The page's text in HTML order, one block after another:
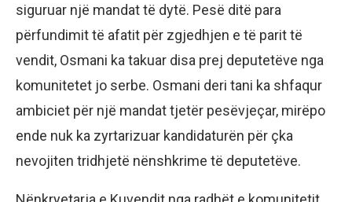
siguruar një mandat të dytë. Pesë ditë para
përfundimit të afatit për zgjedhjen e të parit të
vendit, Osmani ka takuar disa prej deputetëve nga
komunitetet jo serbe. Osmani deri tani ka shfaqur
ambiciet për një mandat tjetër pesëvjeçar, mirëpo
ende nuk ka zyrtarizuar kandidaturën për çka
nevojiten tridhjetë nënshkrime të deputetëve.